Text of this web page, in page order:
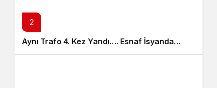
2
Aynı Trafo 4. Kez Yandı…. Esnaf İsyanda…